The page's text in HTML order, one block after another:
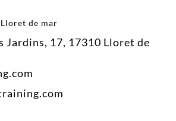
de mar
Jardins, 17, 17310 Lloret de